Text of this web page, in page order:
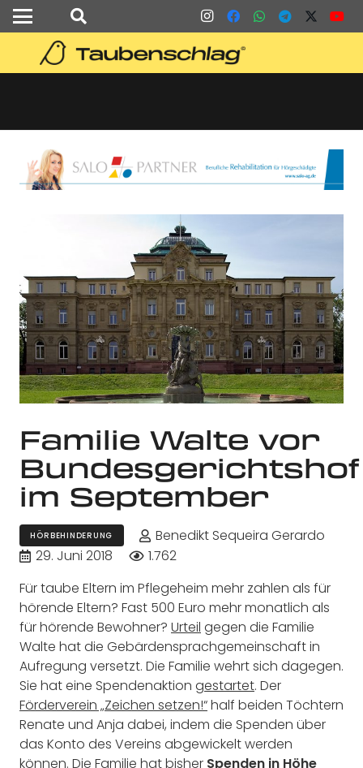
Familie Walte vor
Bundesgerichtshof
im September
HÖRBEHINDERUNG
Benedikt Sequeira Gerardo
29. Juni 2018
1.762
Für taube Eltern im Pflegeheim mehr zahlen als für
hörende Eltern? Fast 500 Euro mehr monatlich als
für hörende Bewohner? Urteil gegen die Familie
Walte hat die Gebärdensprachgemeinschaft in
Aufregung versetzt. Die Familie wehrt sich dagegen.
Sie hat eine Spendenaktion gestartet. Der
Förderverein „Zeichen setzen!“half beiden Töchtern
Renate und Anja dabei, indem die Spenden über
das Konto des Vereins abgewickelt werden
können. Die Familie hat bisher Spenden in Höhe